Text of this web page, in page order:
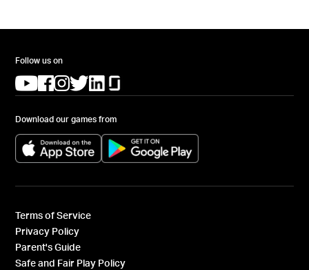
Follow us on
(opens in a new tab)
(opens in a new tab)
(opens in a new tab)
(opens in a new tab)
(opens in a new tab)
Download our games from
(opens in a new tab) (opens in a new tab)
Terms of Service
Privacy Policy
Parent's Guide
Safe and Fair Play Policy